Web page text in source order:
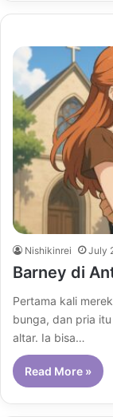
Nishikinrei July
Barney di
Pertama kali
bunga, dan pria
altar. Ia bisa…
Read More »